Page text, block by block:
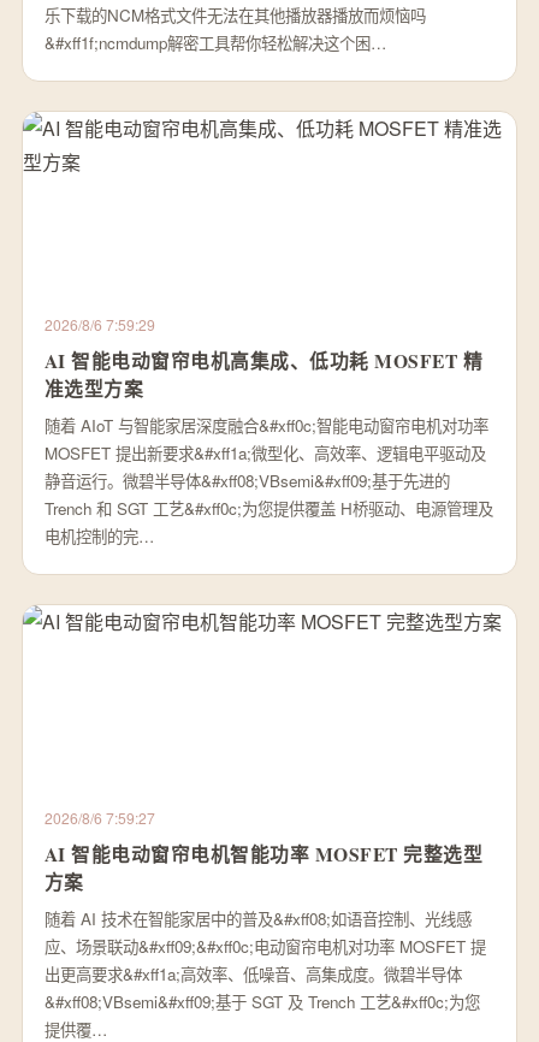
乐下载的NCM格式文件无法在其他播放器播放而烦恼吗
&#xff1f;ncmdump解密工具帮你轻松解决这个困…
2026/8/6 7:59:29
AI 智能电动窗帘电机高集成、低功耗 MOSFET 精
准选型方案
随着 AIoT 与智能家居深度融合&#xff0c;智能电动窗帘电机对功率
MOSFET 提出新要求&#xff1a;微型化、高效率、逻辑电平驱动及
静音运行。微碧半导体&#xff08;VBsemi&#xff09;基于先进的
Trench 和 SGT 工艺&#xff0c;为您提供覆盖 H桥驱动、电源管理及
电机控制的完…
2026/8/6 7:59:27
AI 智能电动窗帘电机智能功率 MOSFET 完整选型
方案
随着 AI 技术在智能家居中的普及&#xff08;如语音控制、光线感
应、场景联动&#xff09;&#xff0c;电动窗帘电机对功率 MOSFET 提
出更高要求&#xff1a;高效率、低噪音、高集成度。微碧半导体
&#xff08;VBsemi&#xff09;基于 SGT 及 Trench 工艺&#xff0c;为您
提供覆…